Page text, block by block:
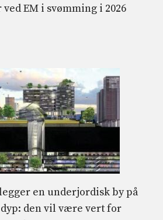
EM i svømming i 2026
en underjordisk by på
den vil være vert for